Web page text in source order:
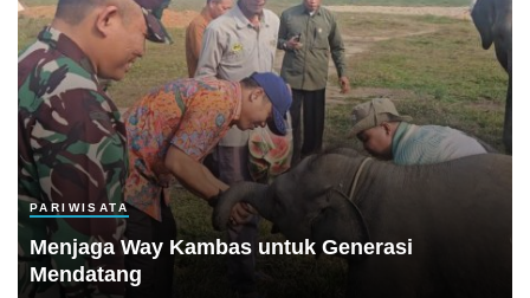
PARIWISATA
Menjaga Way Kambas untuk Generasi
Mendatang